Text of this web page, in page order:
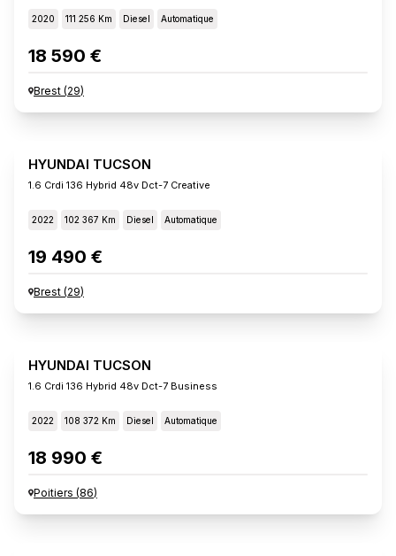
2020 111 256 Km Diesel Automatique
18 590 €
Brest (29)
HYUNDAI TUCSON
1.6 Crdi 136 Hybrid 48v Dct-7 Creative
2022 102 367 Km Diesel Automatique
19 490 €
Brest (29)
HYUNDAI TUCSON
1.6 Crdi 136 Hybrid 48v Dct-7 Business
2022 108 372 Km Diesel Automatique
18 990 €
Poitiers (86)